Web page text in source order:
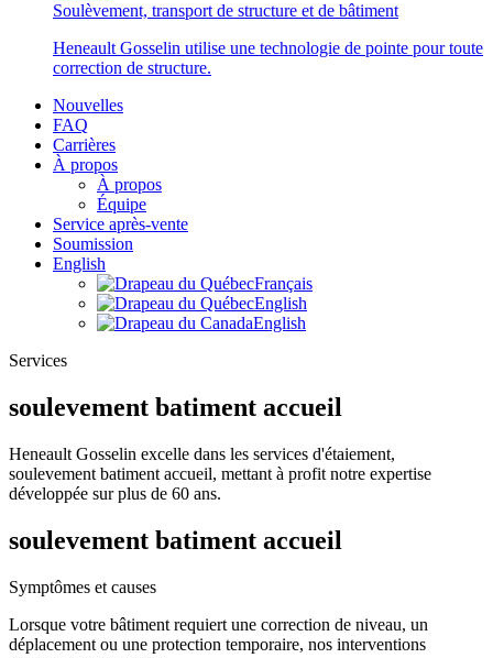
Soulèvement, transport de structure et de bâtiment
Heneault Gosselin utilise une technologie de pointe pour toute
correction de structure.
Nouvelles
FAQ
Carrières
À propos
À propos
Équipe
Service après-vente
Soumission
English
Français
English
English
Services
soulevement batiment accueil
Heneault Gosselin excelle dans les services d'étaiement,
soulevement batiment accueil, mettant à profit notre expertise
développée sur plus de 60 ans.
soulevement batiment accueil
Symptômes et causes
Lorsque votre bâtiment requiert une correction de niveau, un
déplacement ou une protection temporaire, nos interventions